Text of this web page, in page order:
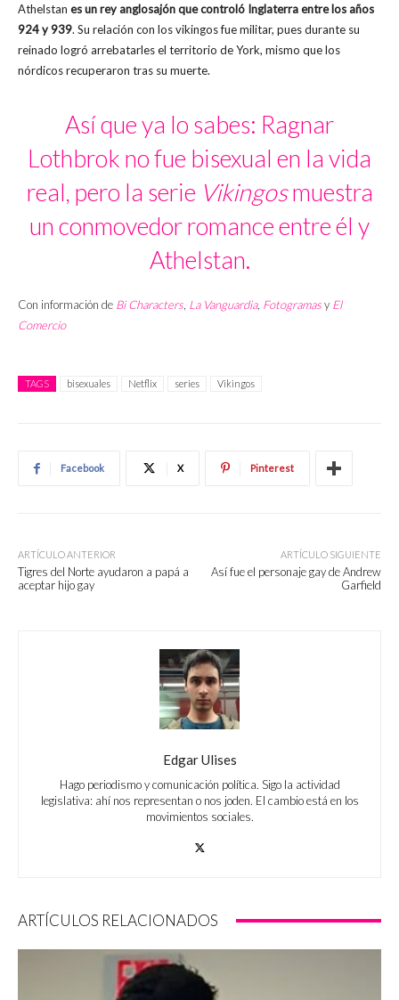
Athelstan es un rey anglosajón que controló Inglaterra entre los años
924 y 939. Su relación con los vikingos fue militar, pues durante su
reinado logró arrebatarles el territorio de York, mismo que los
nórdicos recuperaron tras su muerte.
Así que ya lo sabes: Ragnar
Lothbrok no fue bisexual en la vida
real, pero la serie Vikingosmuestra
un conmovedor romance entre él y
Athelstan.
Con información de Bi Characters La Vanguardia, Fotogramasy El
Comercio
TAGS bisexuales Netflix series Vikingos
Facebook X Pinterest
ARTÍCULO ANTERIOR
Tigres del Norte ayudaron a papá a
aceptar hijo gay
ARTÍCULO SIGUIENTE
Así fue el personaje gay de Andrew
Garfield
Edgar Ulises
Hago periodismo y comunicación política. Sigo la actividad
legislativa: ahí nos representan o nos joden. El cambio está en los
movimientos sociales.
ARTÍCULOS RELACIONADOS